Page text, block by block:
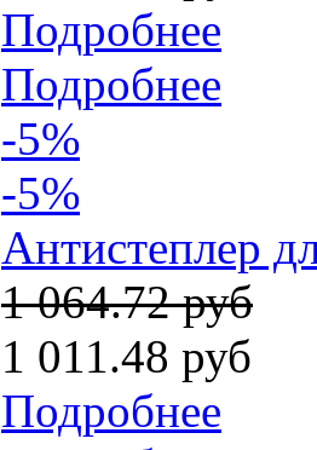
Подробнее
Подробнее
-5%
-5%
Антистеплер
1 064.72 руб
1 011.48 руб
Подробнее